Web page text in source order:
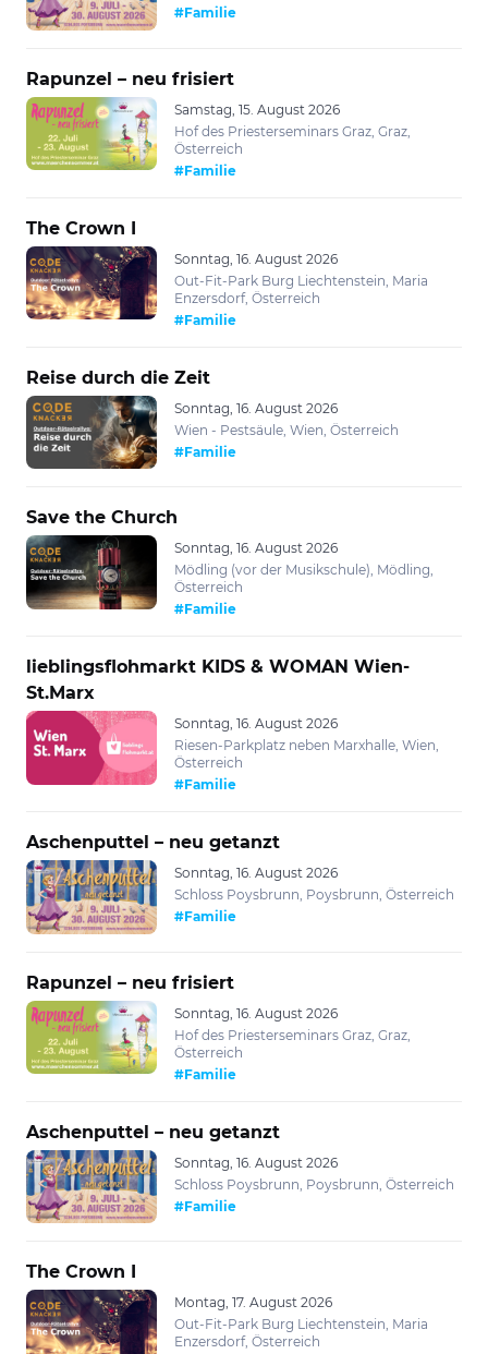
#Familie
Rapunzel – neu frisiert
Samstag, 15. August 2026
Hof des Priesterseminars Graz, Graz,
Österreich
#Familie
The Crown I
Sonntag, 16. August 2026
Out-Fit-Park Burg Liechtenstein, Maria
Enzersdorf, Österreich
#Familie
Reise durch die Zeit
Sonntag, 16. August 2026
Wien - Pestsäule, Wien, Österreich
#Familie
Save the Church
Sonntag, 16. August 2026
Mödling (vor der Musikschule), Mödling,
Österreich
#Familie
lieblingsflohmarkt KIDS & WOMAN Wien-
St.Marx
Sonntag, 16. August 2026
Riesen-Parkplatz neben Marxhalle, Wien,
Österreich
#Familie
Aschenputtel – neu getanzt
Sonntag, 16. August 2026
Schloss Poysbrunn, Poysbrunn, Österreich
#Familie
Rapunzel – neu frisiert
Sonntag, 16. August 2026
Hof des Priesterseminars Graz, Graz,
Österreich
#Familie
Aschenputtel – neu getanzt
Sonntag, 16. August 2026
Schloss Poysbrunn, Poysbrunn, Österreich
#Familie
The Crown I
Montag, 17. August 2026
Out-Fit-Park Burg Liechtenstein, Maria
Enzersdorf, Österreich